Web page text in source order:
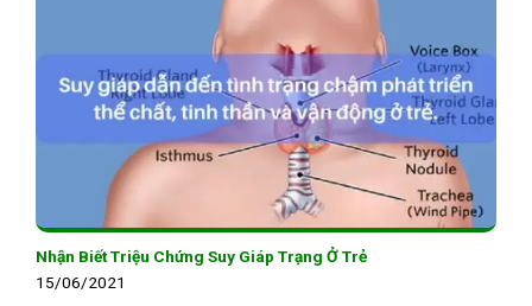
Nhận Biết Triệu Chứng Suy Giáp Trạng Ở Trẻ
15/06/2021